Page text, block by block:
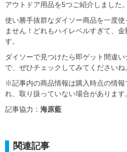
アウトドア用品を5つご紹介しました。
使い勝手抜群なダイソー商品を一度使
ません！どれもハイレベルすぎて、
す。
ダイソーで見つけたら即ゲット間違
で、ぜひチェックしてみてくださいね
※記事内の商品情報は購入時点の情
れ、取り扱っていない場合があります
記事協力： 海原藍
関連記事